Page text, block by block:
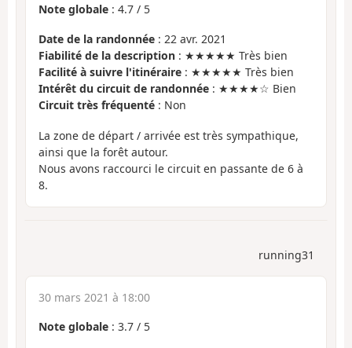
Note globale : 4.7 / 5
Date de la randonnée : 22 avr. 2021
Fiabilité de la description : ★★★★★ Très bien
Facilité à suivre l'itinéraire : ★★★★★ Très bien
Intérêt du circuit de randonnée : ★★★★☆ Bien
Circuit très fréquenté : Non
La zone de départ / arrivée est très sympathique,
ainsi que la forêt autour.
Nous avons raccourci le circuit en passante de 6 à
8.
running31
30 mars 2021 à 18:00
Note globale : 3.7 / 5